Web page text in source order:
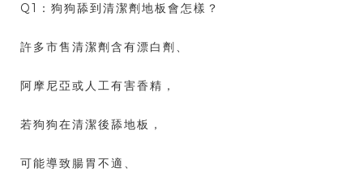
Q1：狗狗舔到清潔劑地板會怎樣？
許多市售清潔劑含有漂白劑、
阿摩尼亞或人工有害香精，
若狗狗在清潔後舔地板，
可能導致腸胃不適、